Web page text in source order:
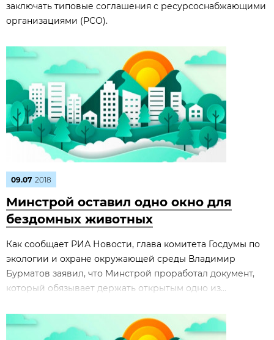
заключать типовые соглашения с ресурсоснабжающими
организациями (РСО).
09.07 2018
Минстрой оставил одно окно для
бездомных животных
Как сообщает РИА Новости, глава комитета Госдумы по
экологии и охране окружающей среды Владимир
Бурматов заявил, что Минстрой проработал документ,
который обязывает держать открытым одно из...